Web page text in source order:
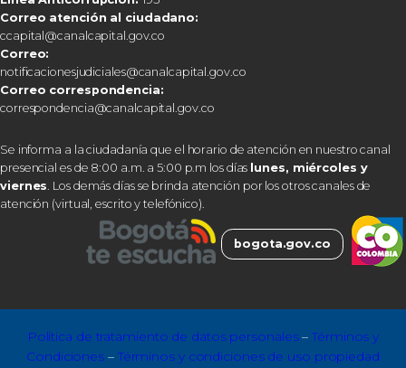
Correo atención al ciudadano:
ccapital@canalcapital.gov.co
Correo:
notificacionesjudiciales@canalcapital.gov.co
Correo correspondencia:
correspondencia@canalcapital.gov.co
Se informa a la ciudadanía que el horario de atención en nuestro canal
presencial es de 8:00 a.m. a 5:00 p.m los días lunes, miércoles y
viernes. Los demás días se brinda atención por los otros canales de
atención (virtual, escrito y telefónico).
bogota.gov.co
Política de tratamiento de datos personales–Términos y
Condiciones –Términos y condiciones de uso propiedad